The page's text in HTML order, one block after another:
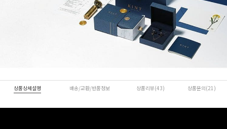
상품상세설명 배송/교환/반품정보 상품리뷰(43) 상품문의(21)